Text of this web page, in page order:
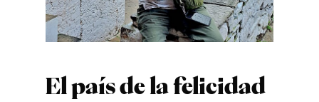
El país de la felicidad